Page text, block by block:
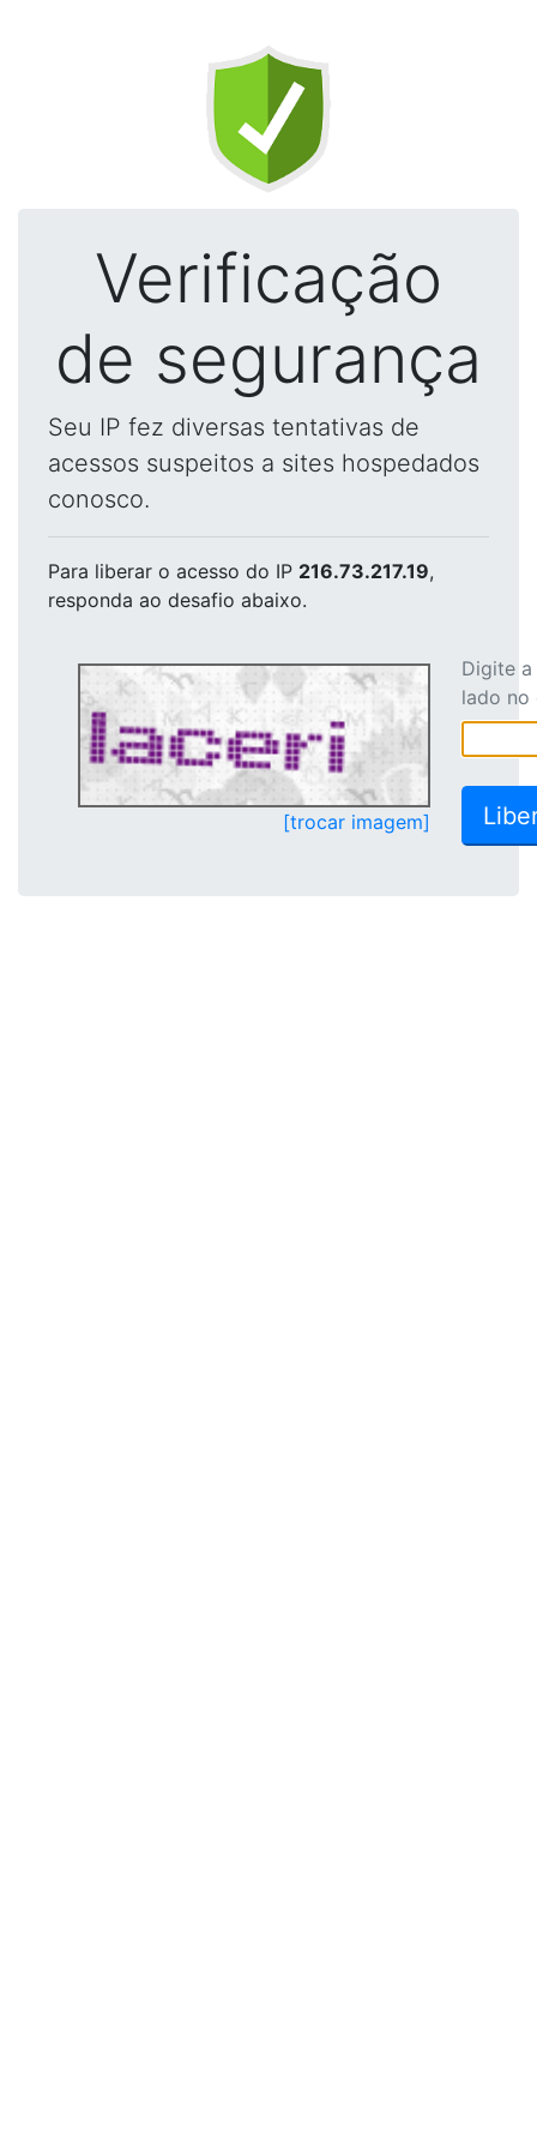
Verificação
de segurança
Seu IP fez diversas tentativas de
acessos suspeitos a sites hospedados
conosco.
Para liberar o acesso do IP 216.73.217.19,
responda ao desafio abaixo.
[trocar imagem]
Digite
lado no